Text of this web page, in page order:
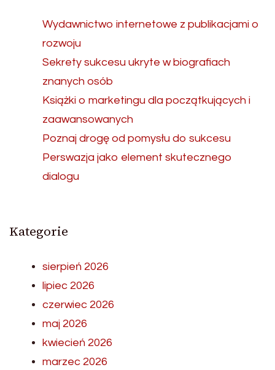
Wydawnictwo internetowe z publikacjami o
rozwoju
Sekrety sukcesu ukryte w biografiach
znanych osób
Książki o marketingu dla początkujących i
zaawansowanych
Poznaj drogę od pomysłu do sukcesu
Perswazja jako element skutecznego
dialogu
Kategorie
sierpień 2026
lipiec 2026
czerwiec 2026
maj 2026
kwiecień 2026
marzec 2026